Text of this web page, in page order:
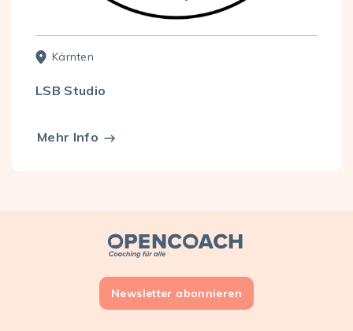
Kärnten
LSB Studio
Mehr Info
Open Coach
Newsletter abonnieren